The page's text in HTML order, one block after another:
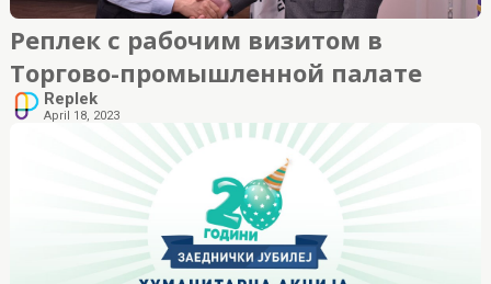
Реплек с рабочим визитом в
Торгово-промышленной палате
Replek
April 18, 2023